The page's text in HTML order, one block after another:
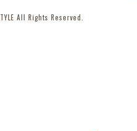
All Rights Reserved.